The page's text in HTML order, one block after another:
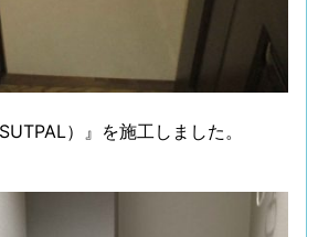
）』を施工しました。